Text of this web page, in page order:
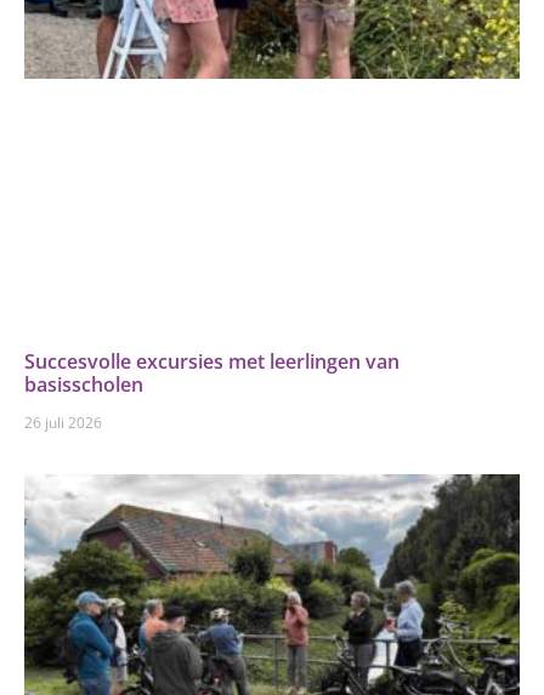
Succesvolle excursies met leerlingen van
basisscholen
26 juli 2026